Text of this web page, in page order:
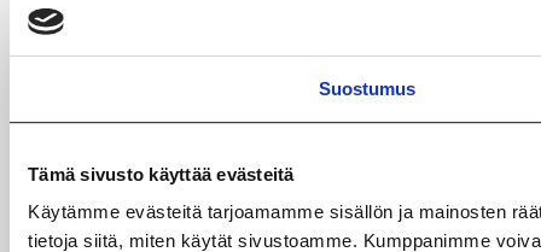
Suostumus
Tämä sivusto käyttää evästeitä
Käytämme evästeitä tarjoamamme sisällön ja mainosten
tietoja siitä, miten käytät sivustoamme. Kumppanimme